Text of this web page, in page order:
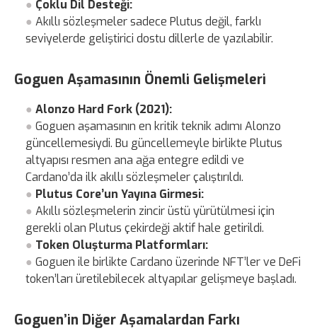
Çoklu Dil Desteği:
Akıllı sözleşmeler sadece Plutus değil, farklı
seviyelerde geliştirici dostu dillerle de yazılabilir.
Goguen Aşamasının Önemli Gelişmeleri
Alonzo Hard Fork (2021):
Goguen aşamasının en kritik teknik adımı Alonzo
güncellemesiydi. Bu güncellemeyle birlikte Plutus
altyapısı resmen ana ağa entegre edildi ve
Cardano’da ilk akıllı sözleşmeler çalıştırıldı.
Plutus Core’un Yayına Girmesi:
Akıllı sözleşmelerin zincir üstü yürütülmesi için
gerekli olan Plutus çekirdeği aktif hale getirildi.
Token Oluşturma Platformları:
Goguen ile birlikte Cardano üzerinde NFT’ler ve DeFi
token’ları üretilebilecek altyapılar gelişmeye başladı.
Goguen’in Diğer Aşamalardan Farkı